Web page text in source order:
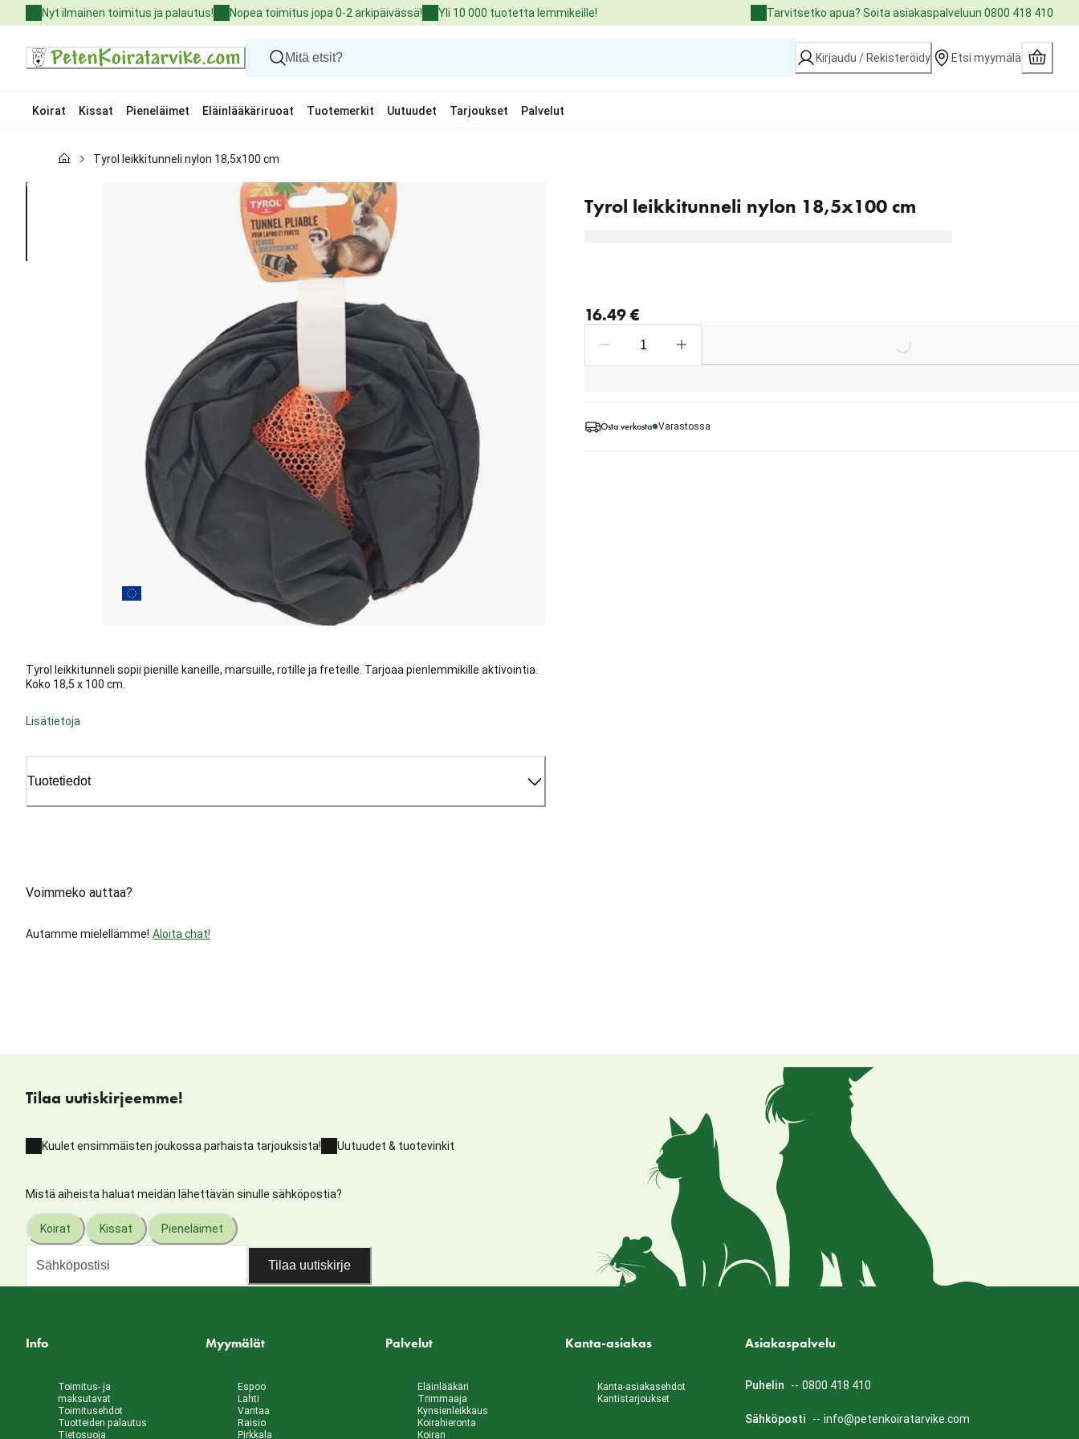
to
Nyt ilmainen toimitus ja palautus! Nopea toimitus jopa 0-2 arkipäivässä! Yli 10 000 tuotetta lemmikeille! Tarvitsetko apua? Soita asiakaspalveluun 0800 418 410
Kirjaudu / Rekisteröidy Etsi myymälä
Koirat Kissat Pieneläimet Eläinlääkäriruoat Tuotemerkit Uutuudet Tarjoukset Palvelut
Kissat
Tyrol leikkitunneli nylon 18,5x100 cm
Tyrol leikkitunneli nylon 18,5x100 cm
Tyrol leikkitunneli sopii pienille kaneille, marsuille, rotille ja freteille. Tarjoaa pienlemmikille aktivointia.
Koko 18,5 x 100 cm.
Lisätietoja
Tuotetiedot
Voimmeko auttaa?
Autamme mielellämme! Aloita chat!
16.49 €
Loading...
Osta verkosta Varastossa
Tilaa uutiskirjeemme!
Kuulet ensimmäisten joukossa parhaista tarjouksista! Uutuudet & tuotevinkit
Mistä aiheista haluat meidän lähettävän sinulle sähköpostia?
Koirat Kissat Pieneläimet
Tilaa uutiskirje
Info
Toimitus- ja
maksutavat
Toimitusehdot
Tuotteiden palautus
Tietosuoja
Myymälät
Espoo
Lahti
Vantaa
Raisio
Pirkkala
Palvelut
Eläinlääkäri
Trimmaaja
Kynsienleikkaus
Koirahieronta
Koiran
Kanta-asiakas
Kanta-asiakasehdot
Kantistarjoukset
Asiakaspalvelu
Puhelin -- 0800 418 410
Sähköposti -- info@petenkoiratarvike.com